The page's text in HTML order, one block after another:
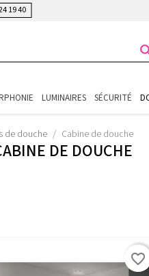
19 40
LUMINAIRES SÉCURITÉ
de douche Cabine de douche
DE DOUCHE
favorite_border